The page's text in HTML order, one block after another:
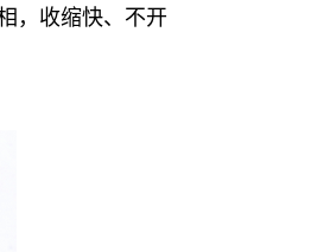
，收缩快、不开